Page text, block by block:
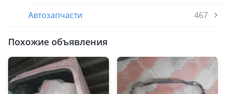
Автозапчасти
467
Похожие объявления